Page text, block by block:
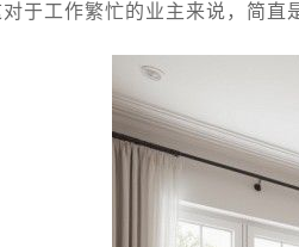
于工作繁忙的业主来说，简